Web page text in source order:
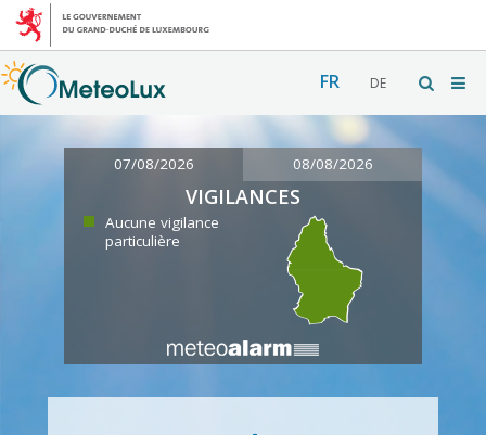
FR DE
07/08/2026 08/08/2026
VIGILANCES
Aucune vigilance
particulière